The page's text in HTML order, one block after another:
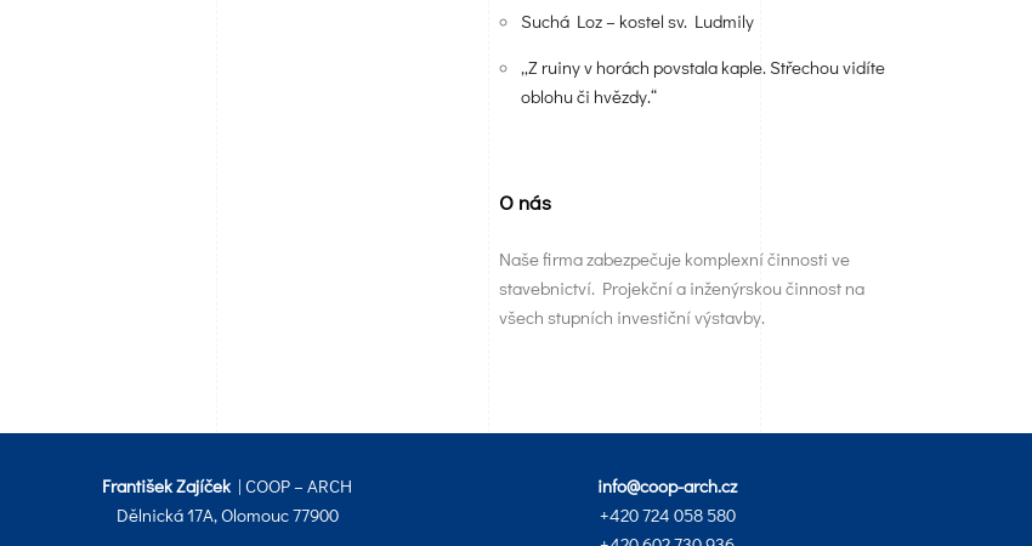
Suchá Loz – kostel sv. Ludmily
„Z ruiny v horách povstala kaple. Střechou vidíte
oblohu či hvězdy.“
O nás
Naše firma zabezpečuje komplexní činnosti ve
stavebnictví. Projekční a inženýrskou činnost na
všech stupních investiční výstavby.
František Zajíček | COOP – ARCH
Dělnická 17A, Olomouc 77900
info@coop-arch.cz
+420 724 058 580